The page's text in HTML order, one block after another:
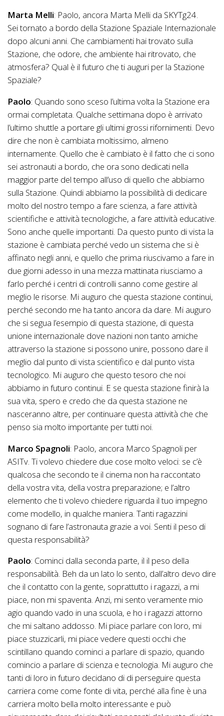
Marta Melli: Paolo, ancora Marta Melli da SKYTg24.
Sei tornato a bordo della Stazione Spaziale Internazionale
dopo alcuni anni. Che cambiamenti hai trovato sulla
Stazione, che odore, che ambiente hai ritrovato, che
atmosfera? Qual è il futuro che ti auguri per la Stazione
Spaziale?
Paolo: Quando sono sceso l’ultima volta la Stazione era
ormai completata. Qualche settimana dopo è arrivato
l’ultimo shuttle a portare gli ultimi grossi rifornimenti. Devo
dire che non è cambiata moltissimo, almeno
internamente. Quello che è cambiato è il fatto che ci sono
sei astronauti a bordo, che ora sono dedicati nella
maggior parte del tempo all’uso di quello che abbiamo
sulla Stazione. Quindi abbiamo la possibilità di dedicare
molto del nostro tempo a fare scienza, a fare attività
scientifiche e attività tecnologiche, a fare attività educative.
Sono anche quelle importanti. Da questo punto di vista la
stazione è cambiata perché vedo un sistema che si è
affinato negli anni, e quello che prima riuscivamo a fare in
due giorni adesso in una mezza mattinata riusciamo a
farlo perché i centri di controlli sanno come gestire al
meglio le risorse. Mi auguro che questa stazione continui,
perché secondo me ha tanto ancora da dare. Mi auguro
che si segua l’esempio di questa stazione, di questa
unione internazionale dove nazioni non tanto amiche
attraverso la stazione si possono unire, possono dare il
meglio dal punto di vista scientifico e dal punto vista
tecnologico. Mi auguro che questo tesoro che noi
abbiamo in futuro continui. E se questa stazione finirà la
sua vita, spero e credo che da questa stazione ne
nasceranno altre, per continuare questa attività che che
penso sia molto importante per tutti noi.
Marco Spagnoli: Paolo, ancora Marco Spagnoli per
ASITv. Ti volevo chiedere due cose molto veloci: se c’è
qualcosa che secondo te il cinema non ha raccontato
della vostra vita, della vostra preparazione; e l’altro
elemento che ti volevo chiedere riguarda il tuo impegno
come modello, in qualche maniera. Tanti ragazzini
sognano di fare l’astronauta grazie a voi. Senti il peso di
questa responsabilità?
Paolo: Cominci dalla seconda parte, il il peso della
responsabilità. Beh da un lato lo sento, dall’altro devo dire
che il contatto con la gente, soprattutto i ragazzi, a mi
piace, non mi spaventa. Anzi, mi sento veramente mio
agio quando vado in una scuola, e ho i ragazzi attorno
che mi saltano addosso. Mi piace parlare con loro, mi
piace stuzzicarli, mi piace vedere questi occhi che
scintillano quando cominci a parlare di spazio, quando
comincio a parlare di scienza e tecnologia. Mi auguro che
tanti di loro in futuro decidano di di perseguire questa
carriera come come fonte di vita, perché alla fine è una
carriera molto bella molto interessante e può